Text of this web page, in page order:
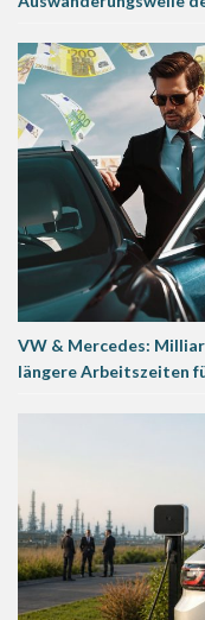
VW & Mercedes:
längere Arbeitszeiten